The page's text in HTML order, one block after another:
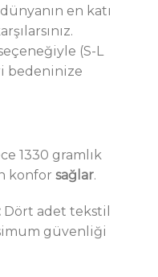
en katı
(S-L
bedeninize
1330 gramlık
konfor sağlar.
Dört adet tekstil
güvenliği